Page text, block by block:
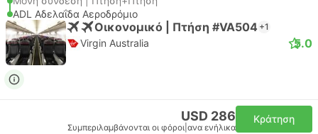
ADL Αδελαΐδα Αεροδρόμιο
Οικονομικό | Πτήση #VA504 +1
Virgin Australia 5.0
USD 286
Συμπεριλαμβάνονται οι φόροι ανα ενήλικα
Κράτηση